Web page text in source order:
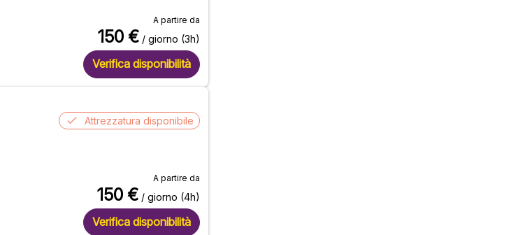
A partire da
150 € / giorno (3h)
Verifica disponibilità
Attrezzatura disponibile
A partire da
150 € / giorno (4h)
Verifica disponibilità